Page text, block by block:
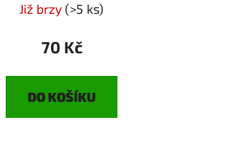
Již brzy (>5 ks)
70 Kč
DO KOŠÍKU